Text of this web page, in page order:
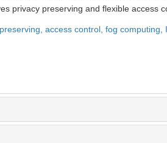
privacy preserving and flexible access
access control, fog computing,